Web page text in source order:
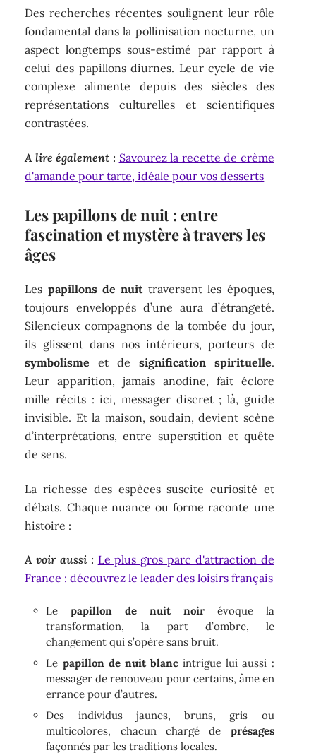
Des recherches récentes soulignent leur rôle
fondamental dans la pollinisation nocturne, un
aspect longtemps sous-estimé par rapport à
celui des papillons diurnes. Leur cycle de vie
complexe alimente depuis des siècles des
représentations culturelles et scientifiques
contrastées.
A lire également : Savourez la recette de crème
d'amande pour tarte, idéale pour vos desserts
Les papillons de nuit : entre
fascination et mystère à travers les
âges
Les papillons de nuit traversent les époques,
toujours enveloppés d’une aura d’étrangeté.
Silencieux compagnons de la tombée du jour,
ils glissent dans nos intérieurs, porteurs de
symbolisme et de signification spirituelle.
Leur apparition, jamais anodine, fait éclore
mille récits : ici, messager discret ; là, guide
invisible. Et la maison, soudain, devient scène
d’interprétations, entre superstition et quête
de sens.
La richesse des espèces suscite curiosité et
débats. Chaque nuance ou forme raconte une
histoire :
A voir aussi : Le plus gros parc d'attraction de
France : découvrez le leader des loisirs français
Lepapillon de nuit noirévoque la
transformation, la part d’ombre, le
changement qui s’opère sans bruit.
Le papillon de nuit blanc intrigue lui aussi :
messager de renouveau pour certains, âme en
errance pour d’autres.
Des individus jaunes, bruns, gris ou
multicolores, chacun chargé de présages
façonnés par les traditions locales.